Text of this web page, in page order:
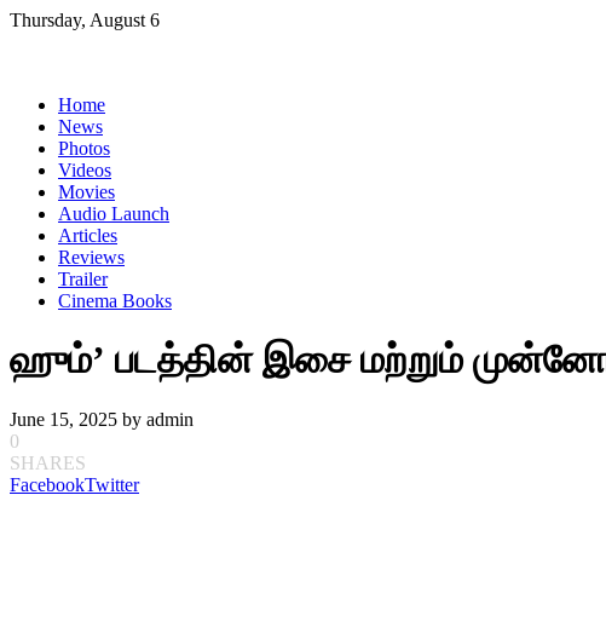
Skip
Thursday, August 6
Home
News
Photos
Videos
Movies
Audio Launch
Articles
Reviews
Trailer
Cinema Books
ஹும்’ படத்தின் இசை மற்றும்
June 15, 2025 by admin
0
SHARES
FacebookTwitter